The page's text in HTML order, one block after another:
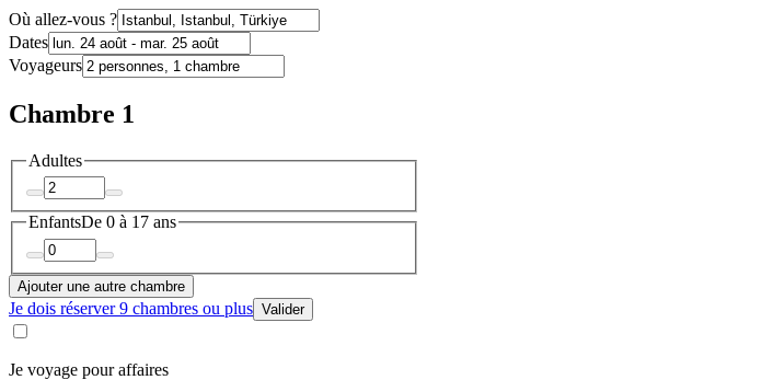
Où allez-vous ?
Dates
Voyageurs
Chambre 1
Adultes
EnfantsDe 0 à 17 ans
Ajouter une autre chambre
Je dois réserver 9 chambres ou plus Valider
Je voyage pour affaires